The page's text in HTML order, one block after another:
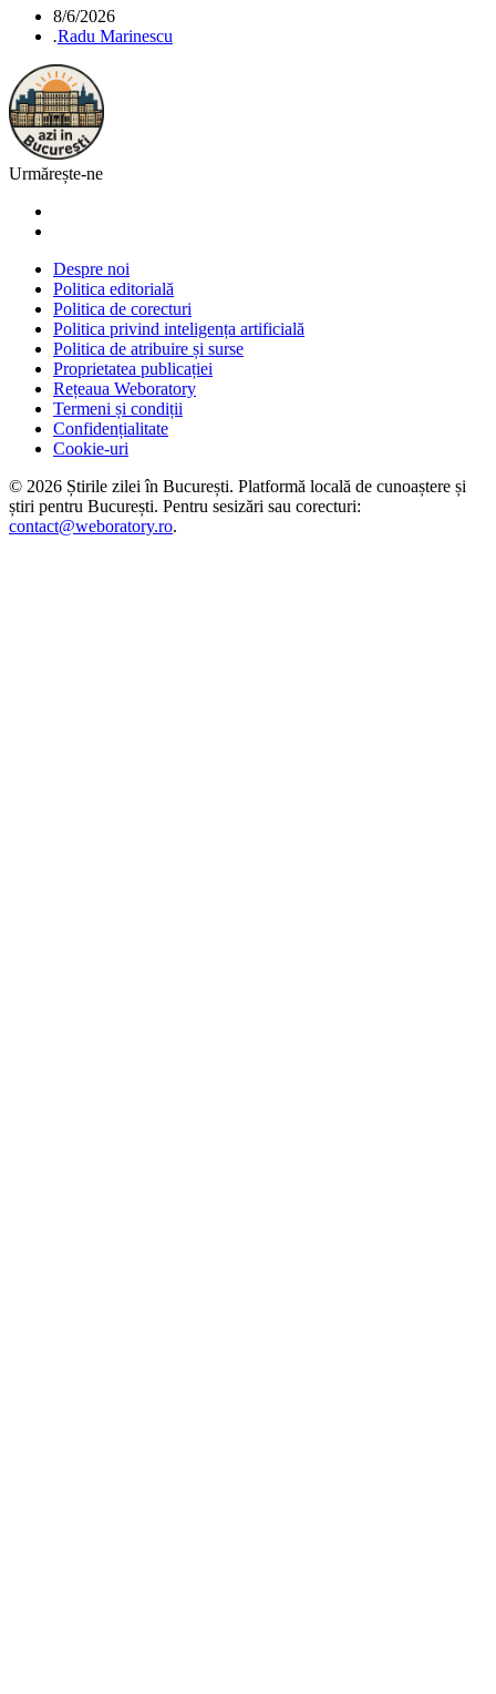
8/6/2026
.Radu Marinescu
Urmărește-ne
Despre noi
Politica editorială
Politica de corecturi
Politica privind inteligența artificială
Politica de atribuire și surse
Proprietatea publicației
Rețeaua Weboratory
Termeni și condiții
Confidențialitate
Cookie-uri
© 2026 Știrile zilei în București. Platformă locală de cunoaștere și
știri pentru București. Pentru sesizări sau corecturi:
contact@weboratory.ro.